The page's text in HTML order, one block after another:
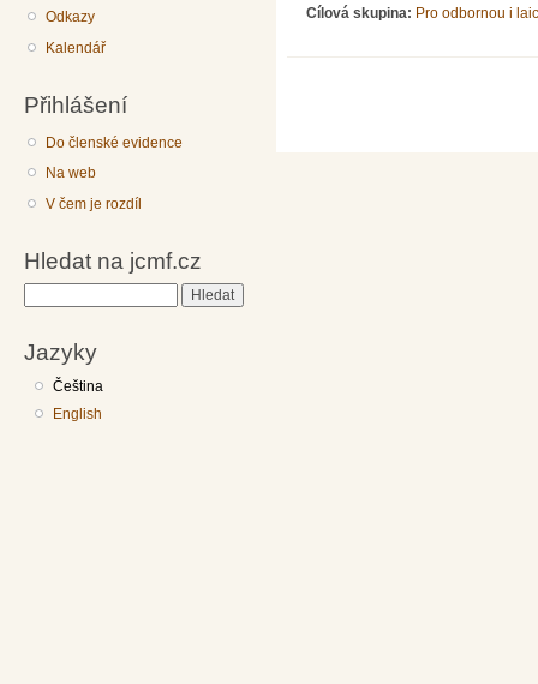
Odkazy
Kalendář
Přihlášení
Do členské evidence
Na web
V čem je rozdíl
Hledat na jcmf.cz
Jazyky
Čeština
English
Cílová skupina: Pro odbornou i